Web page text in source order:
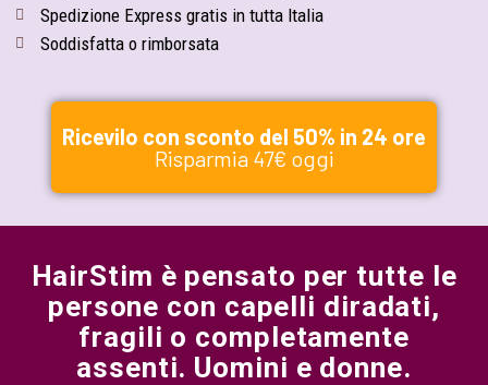
Spedizione Express gratis in tutta Italia
Soddisfatta o rimborsata
Ricevilo con sconto del 50% in 24 ore
Risparmia 47€ oggi
HairStim è pensato per tutte le
persone con capelli diradati,
fragili o completamente
assenti. Uomini e donne.